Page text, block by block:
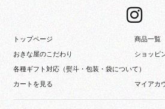
トップページ 商品一覧
おきな屋のこだわり ショッピ
各種ギフト対応（熨斗・包装・袋について）
カートを見る マイアカ